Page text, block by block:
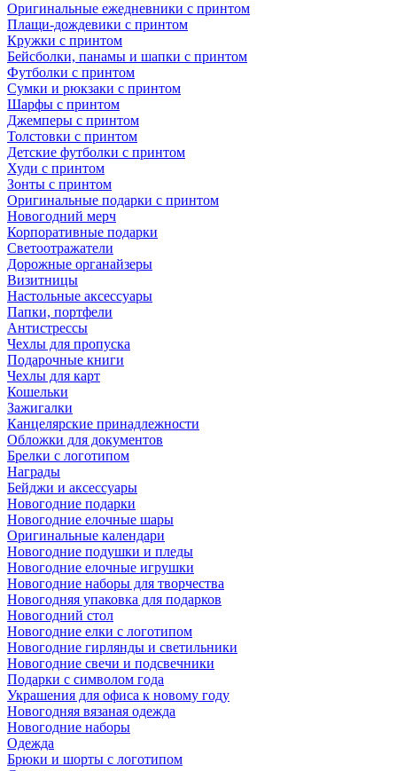
Оригинальные ежедневники с принтом
Плащи-дождевики с принтом
Кружки с принтом
Бейсболки, панамы и шапки с принтом
Футболки с принтом
Сумки и рюкзаки с принтом
Шарфы с принтом
Джемперы с принтом
Толстовки с принтом
Детские футболки с принтом
Худи с принтом
Зонты с принтом
Оригинальные подарки с принтом
Новогодний мерч
Корпоративные подарки
Светоотражатели
Дорожные органайзеры
Визитницы
Настольные аксессуары
Папки, портфели
Антистрессы
Чехлы для пропуска
Подарочные книги
Чехлы для карт
Кошельки
Зажигалки
Канцелярские принадлежности
Обложки для документов
Брелки с логотипом
Награды
Бейджи и аксессуары
Новогодние подарки
Новогодние елочные шары
Оригинальные календари
Новогодние подушки и пледы
Новогодние елочные игрушки
Новогодние наборы для творчества
Новогодняя упаковка для подарков
Новогодний стол
Новогодние елки с логотипом
Новогодние гирлянды и светильники
Новогодние свечи и подсвечники
Подарки с символом года
Украшения для офиса к новому году
Новогодняя вязаная одежда
Новогодние наборы
Одежда
Брюки и шорты с логотипом